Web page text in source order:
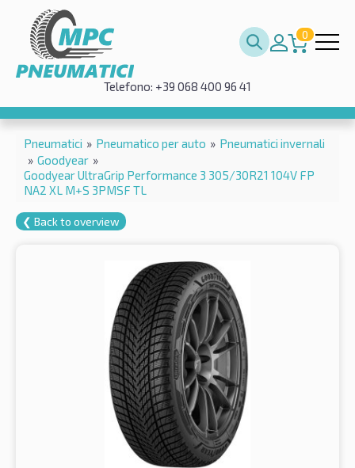
0
Telefono: +39 068 400 96 41
Pneumatici » Pneumatico per auto » Pneumatici invernali
» Goodyear »
Goodyear UltraGrip Performance 3 305/30R21 104V FP
NA2 XL M+S 3PMSF TL
❮ Back to overview